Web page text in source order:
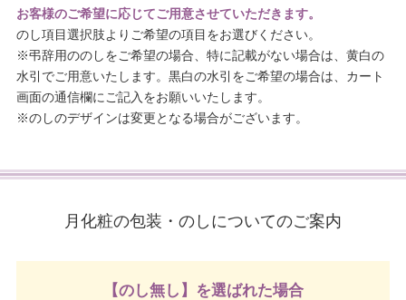
お客様のご希望に応じてご用意させていただきます。
のし項目選択肢よりご希望の項目をお選びください。
※弔辞用ののしをご希望の場合、特に記載がない場合は、黄白の
水引でご用意いたします。黒白の水引をご希望の場合は、カート
画面の通信欄にご記入をお願いいたします。
※のしのデザインは変更となる場合がございます。
月化粧の包装・のしについてのご案内
【のし無し】を選ばれた場合